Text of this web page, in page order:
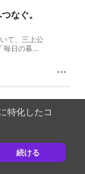
なぐ。
て、三上公
毎日の暮ら
もらうた
暖化が進
き継ぐため
ついて、リ
気課 森
北村 小夜
特化したコ
続ける